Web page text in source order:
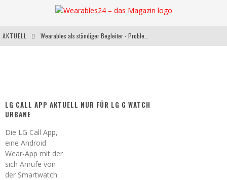
AKTUELL
LG CALL APP AKTUELL NUR FÜR LG G WATCH
URBANE
Die LG Call App,
eine Android
Wear-App mit der
sich Anrufe von
der Smartwatch